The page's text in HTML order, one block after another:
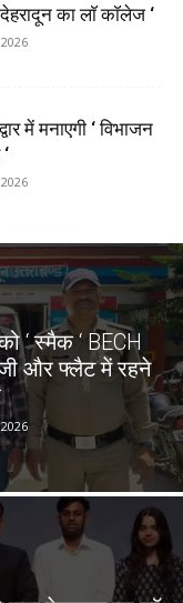
का लाॅ काॅलेज ‘
में मनाएगी ‘ विभाजन
‘ स्मैक ‘ BECH
और फ्लैट में रहने